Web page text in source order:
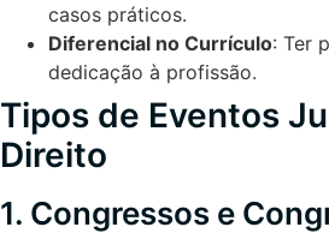
casos práticos.
Diferencial no Currículo: Ter
dedicação à profissão.
Tipos de Eventos
Direito
1. Congressos e